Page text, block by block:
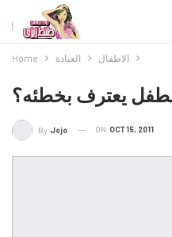
Home العيادة الاطفال
يعترف بخطئه؟
By Jojo ON OCT 15, 2011